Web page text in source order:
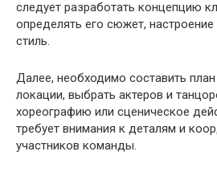
следует разработать концепцию
определять его сюжет,
стиль.
Далее, необходимо составить
локации, выбрать актеров и
хореографию или сценическое
требует внимания к деталям и
участников команды.